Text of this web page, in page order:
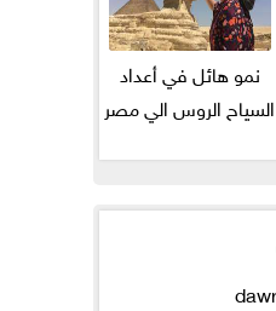
نمو هائل في أعداد
السياح الروس الي مصر